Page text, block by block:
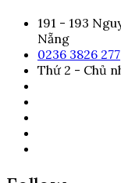
191 - 193
Nẵng
0236 3826 277
Thứ 2 - Chủ